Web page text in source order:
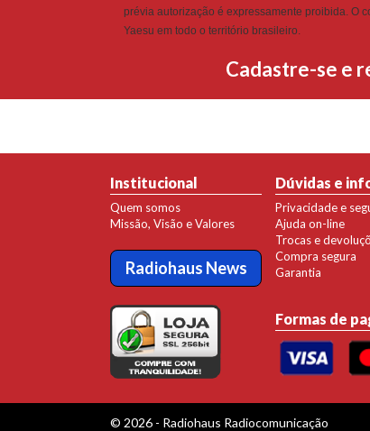
prévia autorização é expressamente proibida. O
Yaesu em todo o território brasileiro.
Cadastre-se e
Institucional
Quem somos
Missão, Visão e Valores
Radiohaus News
Dúvidas e
Privacidade e
Ajuda on-line
Trocas e
Compra segura
Garantia
Formas de
© 2026 - Radiohaus Radiocomunicação